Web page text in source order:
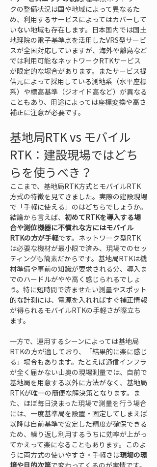
クの整備状況は国や地域によって異なるた
め、利用するサービスによってはカバーして
いない地域も存在します。日本国内では国土
地理院の電子基準点を活用したVRS型サービ
スが全国対応していますが、海外や離島など
では利用可能なネットワークRTKサービス
が限定的な場合があります。またサービス提
供元によって採用している測地系（水平座標
系）や標高基準（ジオイド高など）が異なる
こともあり、用途によっては座標変換や高さ
補正に注意が必要です。
基地局RTK vs モバイル
RTK：建設現場ではどち
らを使うべき？
ここまで、基地局RTK方式とモバイルRTK
方式の特徴を見てきました。実際の建設現場
で「手軽に使える」のはどちらでしょうか。
結論から言えば、 初めてRTKを導入する場
合や測位機器に不慣れな方にはモバイル
RTKの方が手軽です。ネットワーク型RTK
は必要な機材が最小限で済み、現場でのセッ
ティングも簡素だからです。基地局RTKは機
材準備や事前の知識が要求される分、導入ま
でのハードルがやや高く感じられるでしょ
う。特に短時間で済ませたい測量やスポット
的な計測には、電源を入れればすぐ補正情報
が得られるモバイルRTKの手軽さが際立ち
ます。
一方で、運用するシーンによっては基地局
RTKの方が適しており、「結果的に楽に感じ
る」場合もあります。たとえば通信インフラ
が全く届かない山奥の現場測量では、自前で
基地局を用意する以外に方法がなく、基地局
RTKが唯一の簡便な解決策となります。ま
た、ほぼ毎日決まった現場で測量を行う場合
には、一度基準局を設置・固定してしまえば
以降は自前基準で安定した精度が確保できる
ため、繰り返し利用するうちに効率が上がっ
てかえって楽になることもあります。このよ
うに両方式の使いやすさ・手軽さは現場の環
境や目的次第で変わってくるのが実情です。